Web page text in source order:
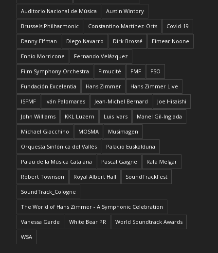
Auditorio Nacional de Música Austin Wintory
Brussels Philharmonic Constantino Martínez-Orts Covid-19
Danny Elfman Diego Navarro Dirk Brossé Eimear Noone
Ennio Morricone Fernando Velázquez
Film Symphony Orchestra Fimucité FMF FSO
Fundación Excelentia Hans Zimmer Hans Zimmer Live
ISFMF Iván Palomares Jean-Michel Bernard Joe Hisaishi
John Williams KKL Luzern Luis Ivars Manel Gil-Inglada
Michael Giacchino MOSMA Musimagen
Orquesta Sinfónica del Vallés Palacio Euskalduna
Palau de la Música Catalana Pascal Gaigne Rafa Melgar
Robert Townson Royal Albert Hall SoundTrackFest
SoundTrack_Cologne
The World of Hans Zimmer - A Symphonic Celebration
Vanessa Garde White Bear PR World Soundtrack Awards
WSA